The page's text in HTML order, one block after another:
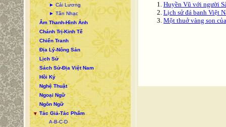
► Cải Lương
► Tân Nhạc
Âm Thanh-Hình Ảnh
Chánh Trị-Kinh Tế
Chiến Tranh
Địa Lý-Nông Sản
Lịch Sử
Sách Sử-Địa Việt Nam
Hồi Ký
Nghệ Thuật
Ngoại Ngữ
Ngôn Ngữ
▼ Tác Giả-Tác Phẩm
A-B-C-D
Huyền Vũ với người
Lịch sử đá banh Việt
Một thuở vàng son